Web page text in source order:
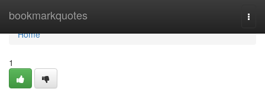
bookmarkquotes
Home
Home
1